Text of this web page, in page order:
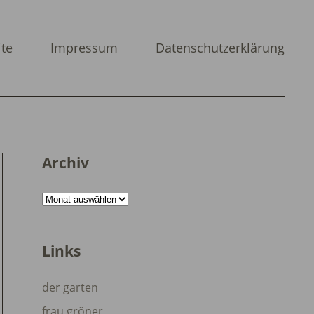
Impressum Datenschutzerklärung
Archiv
Archiv
Links
der garten